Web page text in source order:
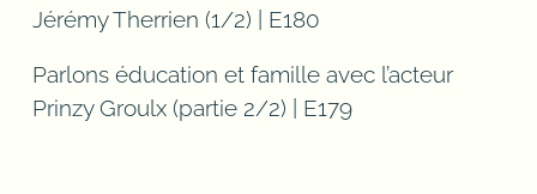
Jérémy Therrien (1/2) | E180
Parlons éducation et famille avec l’acteur
Prinzy Groulx (partie 2/2) | E179